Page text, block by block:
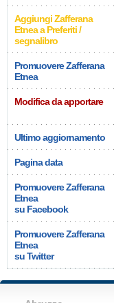
Aggiungi Zafferana
Etnea a Preferiti /
segnalibro
Promuovere Zafferana
Etnea
Modifica da apportare
Ultimo aggiornamento
Pagina data
Promuovere Zafferana
Etnea
su Facebook
Promuovere Zafferana
Etnea
su Twitter